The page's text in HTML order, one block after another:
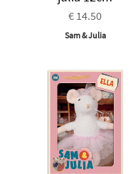
€ 14.50
Sam & Julia